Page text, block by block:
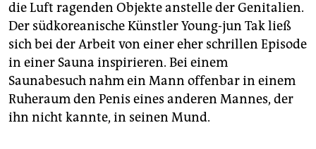
die Luft ragenden Objekte anstelle der Genitalien.
Der südkoreanische Künstler Young-jun Tak ließ
sich bei der Arbeit von einer eher schrillen Episode
in einer Sauna inspirieren. Bei einem
Saunabesuch nahm ein Mann offenbar in einem
Ruheraum den Penis eines anderen Mannes, der
ihn nicht kannte, in seinen Mund.